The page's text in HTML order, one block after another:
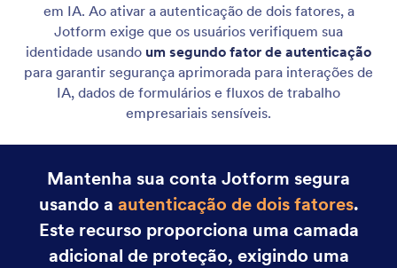
em IA. Ao ativar a autenticação de dois fatores, a
Jotform exige que os usuários verifiquem sua
identidade usando um segundo fator de autenticação
para garantir segurança aprimorada para interações de
IA, dados de formulários e fluxos de trabalho
empresariais sensíveis.
Mantenha sua conta Jotform segura
usando a autenticação de dois fatores.
Este recurso proporciona uma camada
adicional de proteção, exigindo uma